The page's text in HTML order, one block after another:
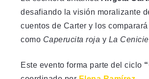
desafiando la visión moralizante
cuentos de Carter y los
como Caperucita roja y La
Este evento forma parte del ciclo